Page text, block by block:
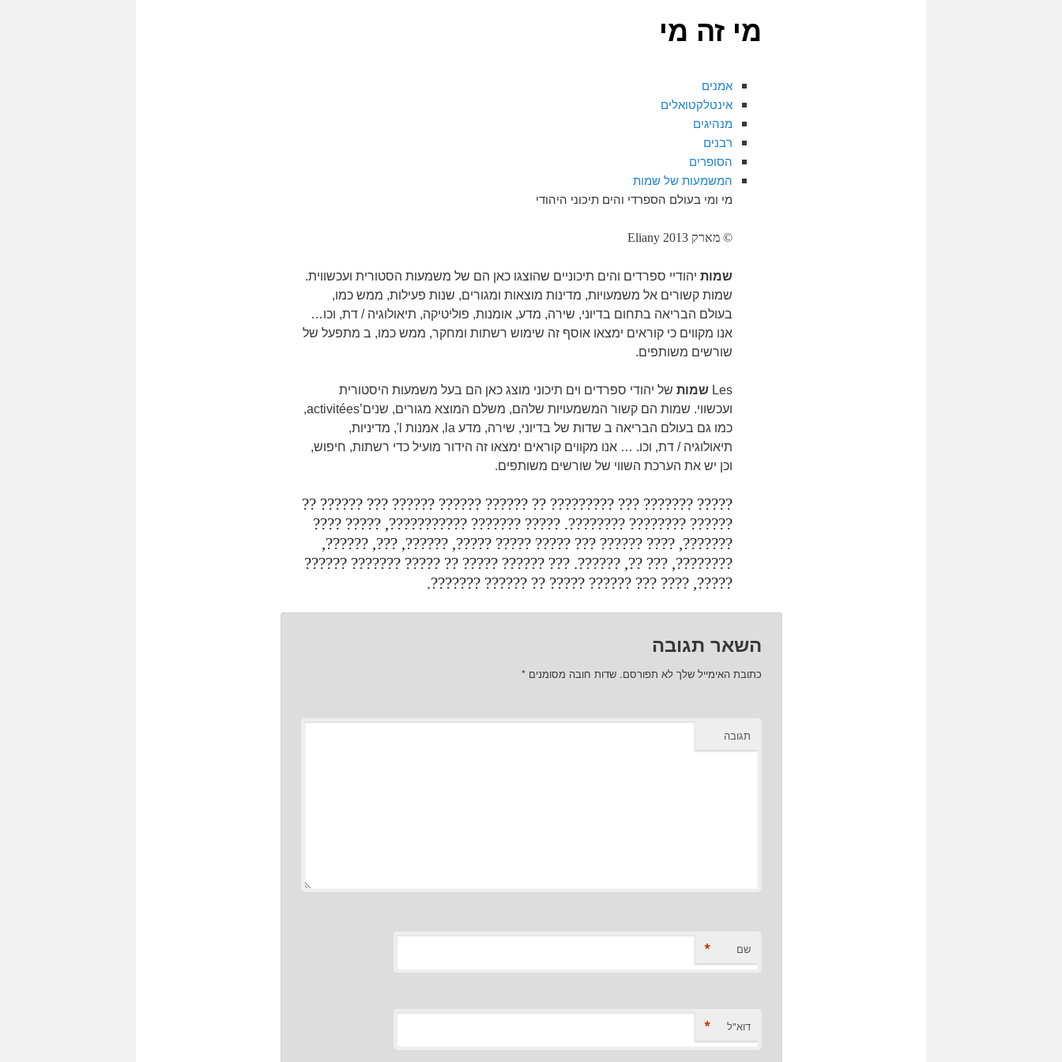
מי זה מי
אמנים
אינטלקטואלים
מנהיגים
רבנים
הסופרים
המשמעות של שמות
מי ומי בעולם הספרדי והים תיכוני היהודי
© מארק Eliany 2013
שמות יהודיי ספרדים והים תיכוניים שהוצגו כאן הם של משמעות הסטורית ועכשווית.
שמות קשורים אל משמעויות, מדינות מוצאות ומגורים, שנות פעילות, ממש כמו,
בעולם הבריאה בתחום בדיוני, שירה, מדע, אומנות, פוליטיקה, תיאולוגיה / דת, וכו…
אנו מקווים כי קוראים ימצאו אוסף זה שימוש רשתות ומחקר, ממש כמו, ב מתפעל של
שורשים משותפים.
Les שמות של יהודי ספרדים וים תיכוני מוצג כאן הם בעל משמעות היסטורית
ועכשווי. שמות הם קשור המשמעויות שלהם, משלם המוצא מגורים, שנים’
activitées,
כמו גם בעולם הבריאה ב שדות של בדיוני, שירה, מדע la, אמנות l', מדיניות,
תיאולוגיה / דת, וכו. …אנו מקווים קוראים ימצאו זה הידור מועיל כדי רשתות, חיפוש,
וכן יש את הערכת השווי של שורשים משותפים.
????? ??????? ??? ????????? ?? ?????? ?????? ?????? ??? ?????? ??
?????? ???????? ????????. ????? ??????? ???????????, ????? ????
???????, ???? ?????? ??? ????? ????? ?????, ??????, ???, ??????,
????????, ??? ??, ??????. ??? ?????? ????? ?? ????? ??????? ??????
?????, ???? ??? ?????? ????? ?? ?????? ???????.
השאר תגובה
כתובת האימייל שלך לא תפורסם. שדות חובה מסומנים *
תגובה
שם *
דוא"ל *